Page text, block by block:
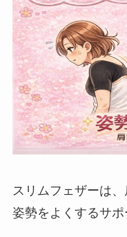
スリムフェザーは
姿勢をよくするサポ